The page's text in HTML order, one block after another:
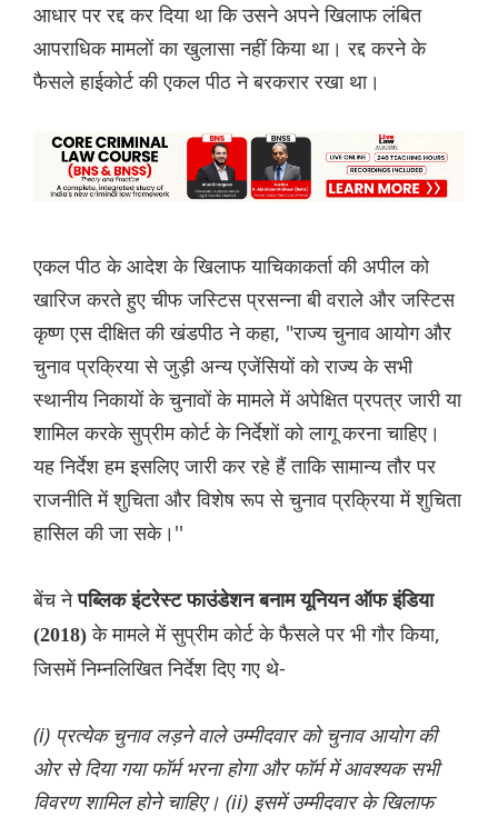
आधार पर रद्द कर दिया था कि उसने अपने खिलाफ लंबित
आपराधिक मामलों का खुलासा नहीं किया था। रद्द करने के
फैसले हाईकोर्ट की एकल पीठ ने बरकरार रखा था।
एकल पीठ के आदेश के खिलाफ याचिकाकर्ता की अपील को
खारिज करते हुए चीफ जस्टिस प्रसन्ना बी वराले और जस्टिस
कृष्ण एस दीक्षित की खंडपीठ ने कहा, "राज्य चुनाव आयोग और
चुनाव प्रक्रिया से जुड़ी अन्य एजेंसियों को राज्य के सभी
स्थानीय निकायों के चुनावों के मामले में अपेक्षित प्रपत्र जारी या
शामिल करके सुप्रीम कोर्ट के निर्देशों को लागू करना चाहिए।
यह निर्देश हम इसलिए जारी कर रहे हैं ताकि सामान्य तौर पर
राजनीति में शुचिता और विशेष रूप से चुनाव प्रक्रिया में शुचिता
हासिल की जा सके।''
बेंच नेपब्लिक इंटरेस्ट फाउंडेशन बनाम यूनियन ऑफ इंडिया
(2018)के मामले में सुप्रीम कोर्ट के फैसले पर भी गौर किया,
जिसमें निम्नलिखित निर्देश दिए गए थे-
(i) प्रत्येक चुनाव लड़ने वाले उम्मीदवार को चुनाव आयोग की
ओर से दिया गया फॉर्म भरना होगा और फॉर्म में आवश्यक सभी
विवरण शामिल होने चाहिए। (ii) इसमें उम्मीदवार के खिलाफ